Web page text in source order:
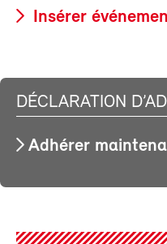
Insérer
DÉCLARATION
Adhérer